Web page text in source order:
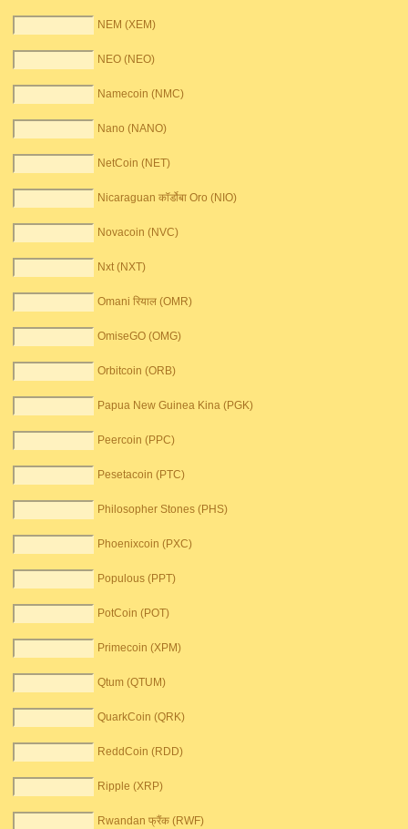
NEM (XEM)
NEO (NEO)
Namecoin (NMC)
Nano (NANO)
NetCoin (NET)
Nicaraguan कॉर्डोबा Oro (NIO)
Novacoin (NVC)
Nxt (NXT)
Omani रियाल (OMR)
OmiseGO (OMG)
Orbitcoin (ORB)
Papua New Guinea Kina (PGK)
Peercoin (PPC)
Pesetacoin (PTC)
Philosopher Stones (PHS)
Phoenixcoin (PXC)
Populous (PPT)
PotCoin (POT)
Primecoin (XPM)
Qtum (QTUM)
QuarkCoin (QRK)
ReddCoin (RDD)
Ripple (XRP)
Rwandan फ्रैंक (RWF)